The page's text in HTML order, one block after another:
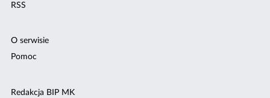
RSS
O serwisie
Pomoc
Redakcja BIP MK